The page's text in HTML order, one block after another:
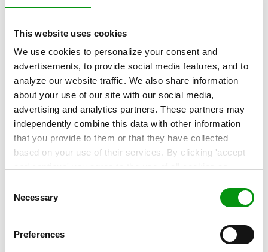
This website uses cookies
We use cookies to personalize your consent and
advertisements, to provide social media features, and to
analyze our website traffic. We also share information
about your use of our site with our social media,
advertising and analytics partners. These partners may
independently combine this data with other information
that you provide to them or that they have collected
based on your use of their services. By clicking 'accept
personalization via cookies does not affect the operation
Selection
Necessary
Preferences
KUNDECASE,
Bold.dk fremtidssikrer sig på AWS
med hjælp fra Sentia
bold.dk er Danmarks største fodboldnyhedsmedie, der
fokuserer på national og international...
Læs mere »